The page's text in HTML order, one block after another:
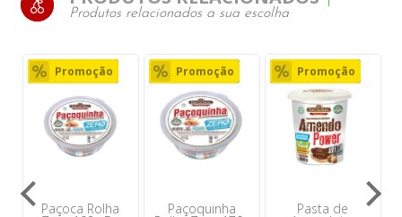
Produtos relacionados a sua escolha
Promoção
Paçoca Rolha
Promoção
Paçoquinha
Promoção
Pasta de